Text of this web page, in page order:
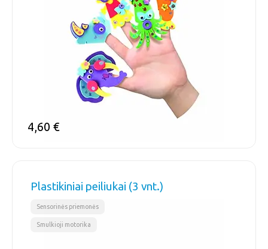
4,60 €
Plastikiniai peiliukai (3 vnt.)
Sensorinės priemonės
Smulkioji motorika